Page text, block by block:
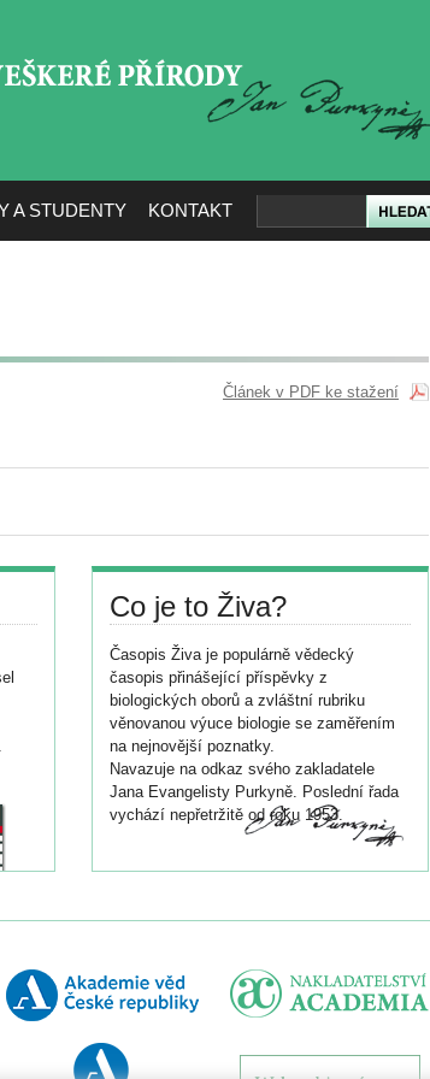
A STUDENTY KONTAKT
Článek v PDF ke stažení
Co je to Živa?
Časopis Živa je populárně vědecký
časopis přinášející příspěvky z
biologických oborů a zvláštní rubriku
věnovanou výuce biologie se zaměřením
na nejnovější poznatky.
Navazuje na odkaz svého zakladatele
Jana Evangelisty Purkyně. Poslední řada
vychází nepřetržitě od roku 1953.